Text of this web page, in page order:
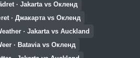
· Jakarta vs Окленд
· Джакарта vs Окленд
· Jakarta vs Auckland
· Batavia vs Окленд